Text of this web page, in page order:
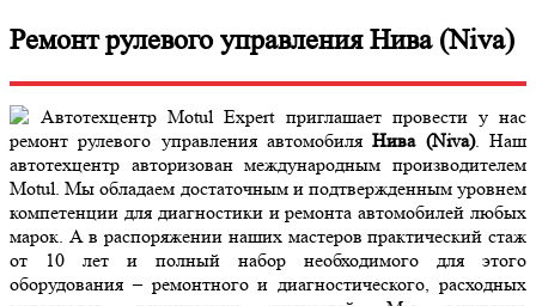
Ремонт рулевого управления Нива (Niva)
Автотехцентр Motul Expert приглашает провести у нас
ремонт рулевого управления автомобиляНива (Niva). Наш
автотехцентр авторизован международным производителем
Motul. Мы обладаем достаточным и подтвержденным уровнем
компетенции для диагностики и ремонта автомобилей любых
марок. А в распоряжении наших мастеров практический стаж
от 10 лет и полный набор необходимого для этого
оборудования – ремонтного и диагностического, расходных